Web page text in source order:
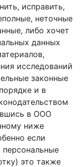
исправить,
неточные
либо хочет
данных
исследований
законные
и в
в ООО
ниже
если
персональные
это также